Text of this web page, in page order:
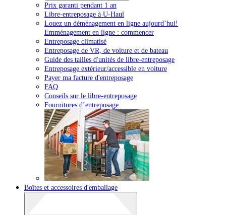
Prix garanti pendant 1 an
Libre-entreposage à U-Haul
Louez un déménagement en ligne aujourd’hui!
Emménagement en ligne : commencer
Entreposage climatisé
Entreposage de VR, de voiture et de bateau
Guide des tailles d'unités de libre-entreposage
Entreposage extérieur/accessible en voiture
Payer ma facture d'entreposage
FAQ
Conseils sur le libre-entreposage
Fournitures d’entreposage
Boîtes et accessoires d'emballage